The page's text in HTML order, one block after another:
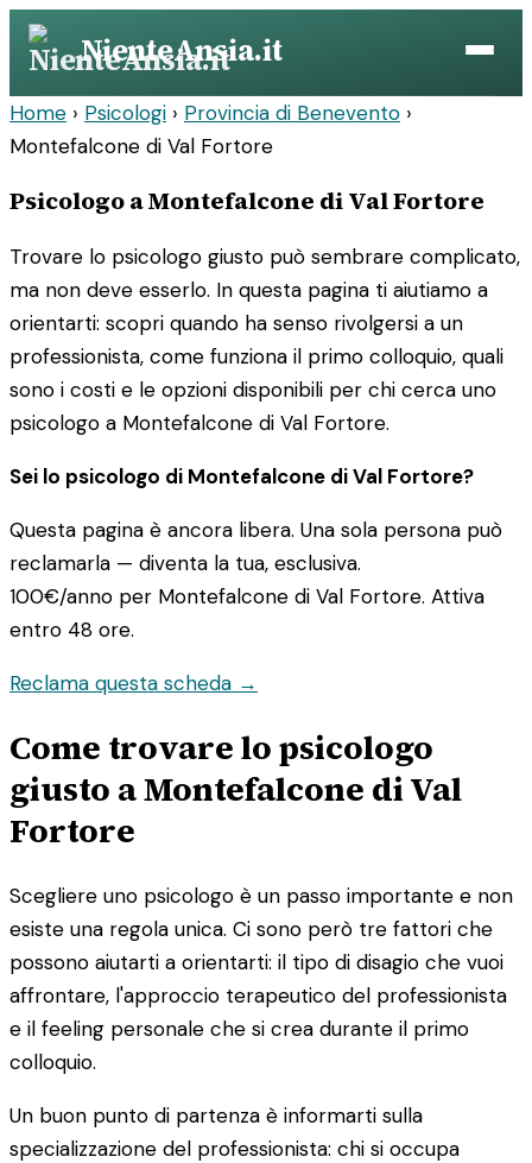
Vai
contenuto
NienteAnsia.it
Home › Psicologi › Provincia di Benevento ›
Montefalcone di Val Fortore
Psicologo a Montefalcone di Val Fortore
Trovare lo psicologo giusto può sembrare complicato,
ma non deve esserlo. In questa pagina ti aiutiamo a
orientarti: scopri quando ha senso rivolgersi a un
professionista, come funziona il primo colloquio, quali
sono i costi e le opzioni disponibili per chi cerca uno
psicologo a Montefalcone di Val Fortore.
Sei lo psicologo di Montefalcone di Val Fortore?
Questa pagina è ancora libera. Una sola persona può
reclamarla — diventa la tua, esclusiva.
100€/anno per Montefalcone di Val Fortore. Attiva
entro 48 ore.
Reclama questa scheda →
Come trovare lo psicologo
giusto a Montefalcone di Val
Fortore
Scegliere uno psicologo è un passo importante e non
esiste una regola unica. Ci sono però tre fattori che
possono aiutarti a orientarti: il tipo di disagio che vuoi
affrontare, l'approccio terapeutico del professionista
e il feeling personale che si crea durante il primo
colloquio.
Un buon punto di partenza è informarti sulla
specializzazione del professionista: chi si occupa